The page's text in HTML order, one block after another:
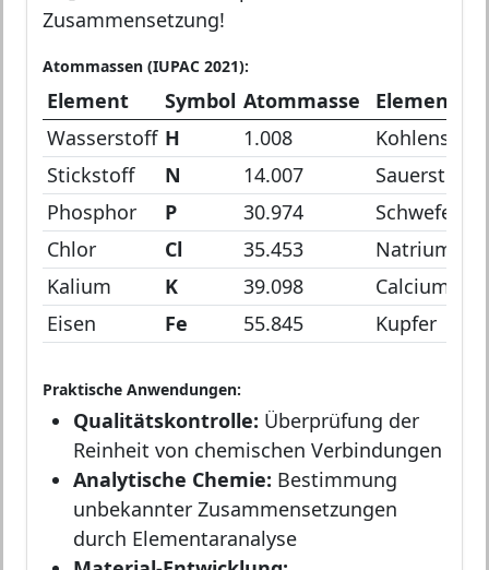
Zusammensetzung!
Atommassen (IUPAC 2021):
Element Symbol Atommasse
Element
Wasserstoff H 1.008
Kohlenstoff
Stickstoff
N 14.007
Sauerstoff
Phosphor
P 30.974
Schwefel
Chlor
Cl 35.453
Natrium
Kalium
K 39.098
Calcium
Eisen
Fe 55.845 Kupfer
Praktische Anwendungen:
Qualitätskontrolle: Überprüfung der
Reinheit von chemischen Verbindungen
Analytische Chemie: Bestimmung
unbekannter Zusammensetzungen
durch Elementaranalyse